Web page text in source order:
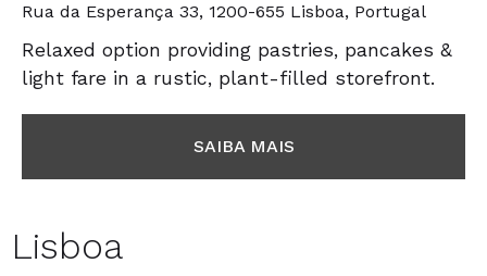
Rua da Esperança 33, 1200-655 Lisboa, Portugal
Relaxed option providing pastries, pancakes &
light fare in a rustic, plant-filled storefront.
SAIBA MAIS
Lisboa